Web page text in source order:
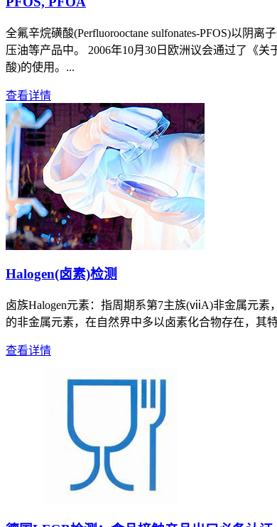
全氟辛烷磺酸(Perfluorooctane sulfonates-PFOS)以阴
压油等产品中。 2006年10月30日欧洲议会通过了《
酸)的使用。...
查看详情
Halogen(卤素)检测
卤族Halogen元素：指周期系第7主族(ⅶA)非金属元素
的非金属元素，在自然界中多以卤素化合物存在，其
查看详情